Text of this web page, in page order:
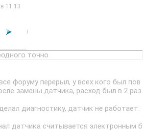
11:13
)
точно
форуму перерыл, у всех кого был пов
замены датчика, расход был в 2 раз
диагностику, датчик не работает.
датчика считывается электронным б